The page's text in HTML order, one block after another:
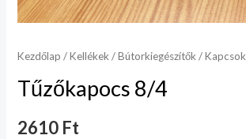
Kezdőlap /Kellékek /Bútorkiegészítők /Kapcsok
Tűzőkapocs 8/4
2610 Ft